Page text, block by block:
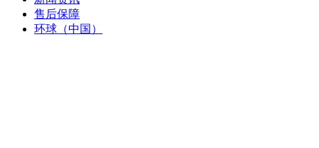
售后保障
环球（中国）